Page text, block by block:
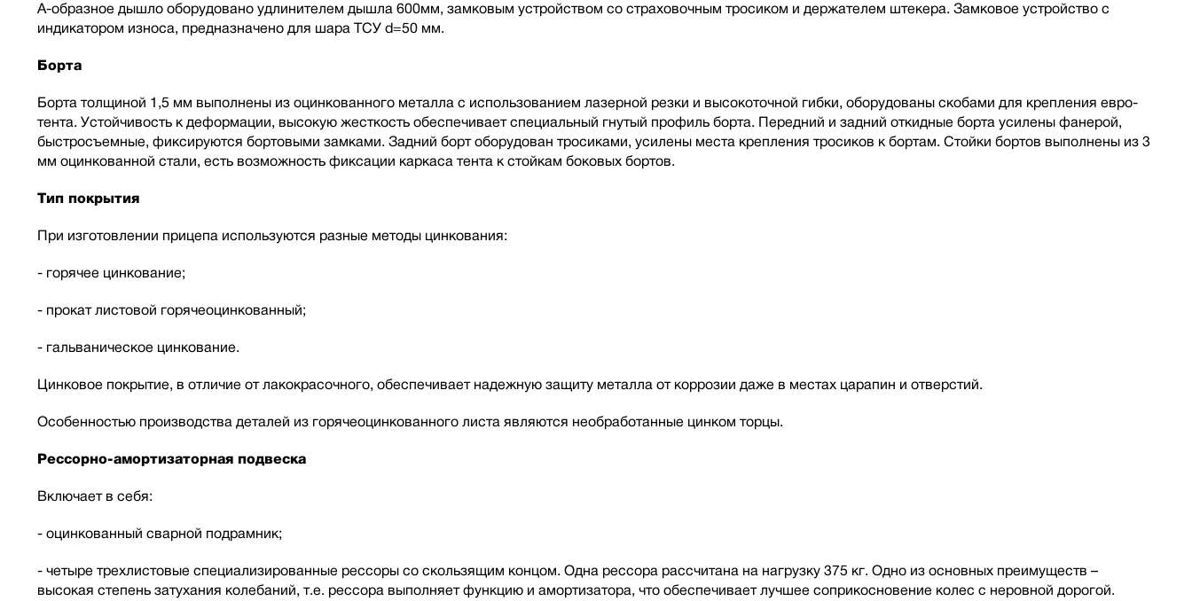
А-образное дышло оборудовано удлинителем дышла 600мм, замковым устройством со страховочным тросиком и держателем штекера. Замковое устройство с
индикатором износа, предназначено для шара ТСУ d=50 мм.
Борта
Борта толщиной 1,5 мм выполнены из оцинкованного металла с использованием лазерной резки и высокоточной гибки, оборудованы скобами для крепления евро-
тента. Устойчивость к деформации, высокую жесткость обеспечивает специальный гнутый профиль борта. Передний и задний откидные борта усилены фанерой,
быстросъемные, фиксируются бортовыми замками. Задний борт оборудован тросиками, усилены места крепления тросиков к бортам. Стойки бортов выполнены из 3
мм оцинкованной стали, есть возможность фиксации каркаса тента к стойкам боковых бортов.
Тип покрытия
При изготовлении прицепа используются разные методы цинкования:
- горячее цинкование;
- прокат листовой горячеоцинкованный;
- гальваническое цинкование.
Цинковое покрытие, в отличие от лакокрасочного, обеспечивает надежную защиту металла от коррозии даже в местах царапин и отверстий.
Особенностью производства деталей из горячеоцинкованного листа являются необработанные цинком торцы.
Рессорно-амортизаторная подвеска
Включает в себя:
- оцинкованный сварной подрамник;
- четыре трехлистовые специализированные рессоры со скользящим концом. Одна рессора рассчитана на нагрузку 375 кг. Одно из основных преимуществ –
высокая степень затухания колебаний, т.е. рессора выполняет функцию и амортизатора, что обеспечивает лучшее соприкосновение колес с неровной дорогой.